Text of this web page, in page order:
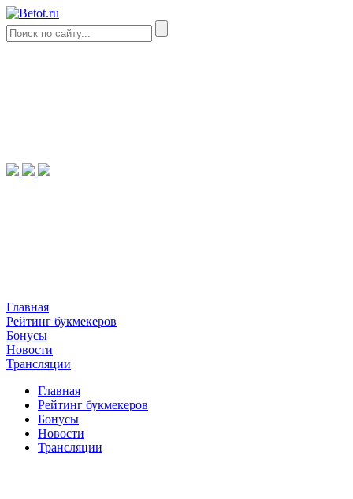
Главная
Рейтинг букмекеров
Бонусы
Новости
Трансляции
Главная
Рейтинг букмекеров
Бонусы
Новости
Трансляции